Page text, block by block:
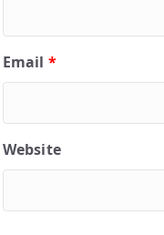
Email *
Website